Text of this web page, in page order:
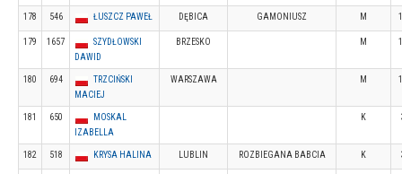
178 546 ŁUSZCZ PAWEŁ DĘBICA GAMONIUSZ M
179 1657
SZYDŁOWSKI
DAWID
BRZESKO M
180 694
TRZCIŃSKI
MACIEJ
WARSZAWA M
181 650
MOSKAL
IZABELLA
K
182 518 KRYSA HALINA LUBLIN ROZBIEGANA BABCIA K